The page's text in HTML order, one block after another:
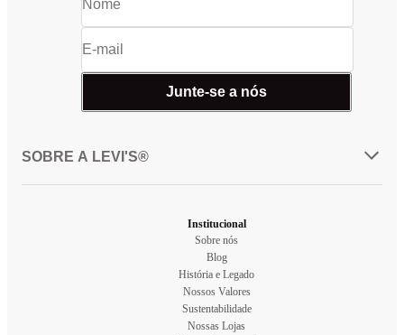
Junte-se a nós
SOBRE A LEVI'S®
Institucional
Sobre nós
Blog
História e Legado
Nossos Valores
Sustentabilidade
Nossas Lojas